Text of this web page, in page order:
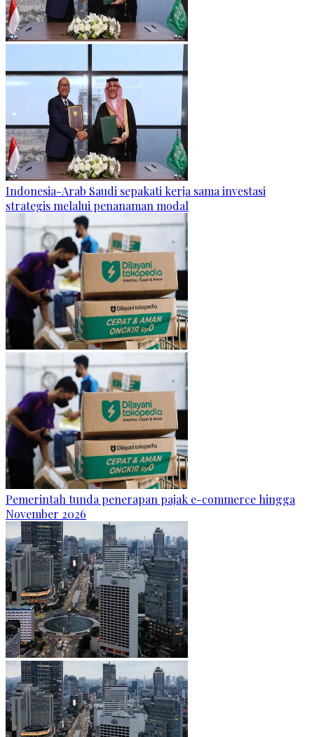
Indonesia-Arab Saudi sepakati kerja sama investasi
strategis melalui penanaman modal
Pemerintah tunda penerapan pajak e-commerce hingga
November 2026